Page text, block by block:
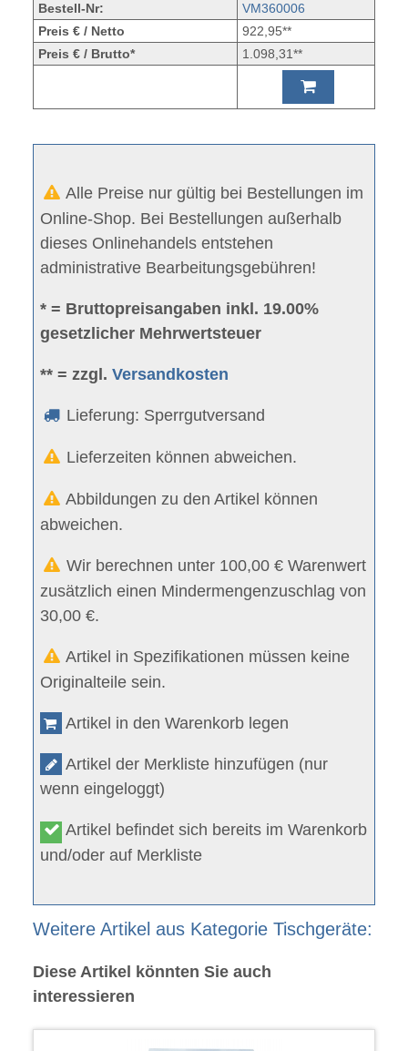
Bestell-Nr:
VM360006
Preis € / Netto
922,95**
Preis € / Brutto*
1.098,31**
Alle Preise nur gültig bei Bestellungen im
Online-Shop. Bei Bestellungen außerhalb
dieses Onlinehandels entstehen
administrative Bearbeitungsgebühren!
* = Bruttopreisangaben inkl. 19.00%
gesetzlicher Mehrwertsteuer
** = zzgl.Versandkosten
Lieferung: Sperrgutversand
Lieferzeiten können abweichen.
Abbildungen zu den Artikel können
abweichen.
Wir berechnen unter 100,00 € Warenwert
zusätzlich einen Mindermengenzuschlag von
30,00 €.
Artikel in Spezifikationen müssen keine
Originalteile sein.
Artikel in den Warenkorb legen
Artikel der Merkliste hinzufügen (nur
wenn eingeloggt)
Artikel befindet sich bereits im Warenkorb
und/oder auf Merkliste
Weitere Artikel aus Kategorie Tischgeräte:
Diese Artikel könnten Sie auch
interessieren